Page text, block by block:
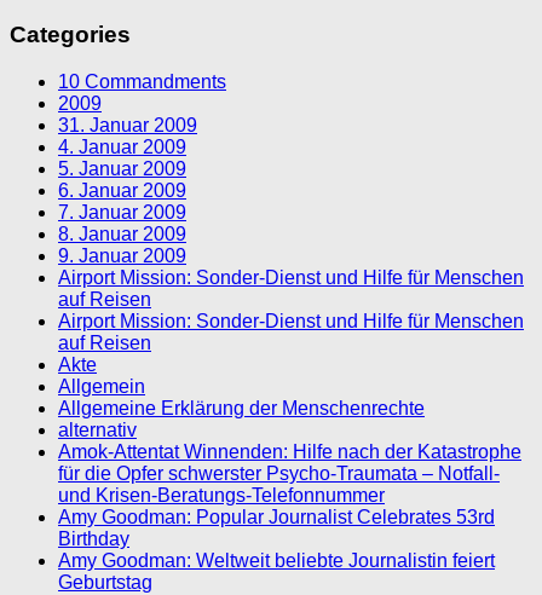
Categories
10 Commandments
2009
31. Januar 2009
4. Januar 2009
5. Januar 2009
6. Januar 2009
7. Januar 2009
8. Januar 2009
9. Januar 2009
Airport Mission: Sonder-Dienst und Hilfe für Menschen
auf Reisen
Airport Mission: Sonder-Dienst und Hilfe für Menschen
auf Reisen
Akte
Allgemein
Allgemeine Erklärung der Menschenrechte
alternativ
Amok-Attentat Winnenden: Hilfe nach der Katastrophe
für die Opfer schwerster Psycho-Traumata – Notfall-
und Krisen-Beratungs-Telefonnummer
Amy Goodman: Popular Journalist Celebrates 53rd
Birthday
Amy Goodman: Weltweit beliebte Journalistin feiert
Geburtstag